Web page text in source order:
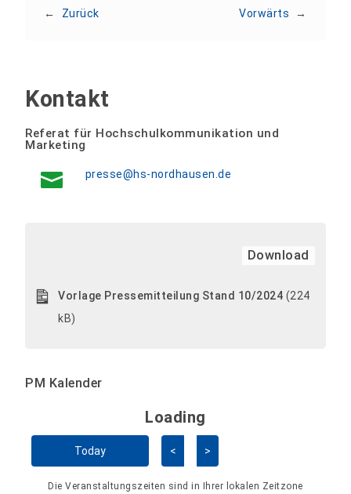
← Zurück Vorwärts →
Kontakt
Referat für Hochschulkommunikation und
Marketing
presse@hs-nordhausen.de
Download
Vorlage Pressemitteilung Stand 10/2024 (224
kB)
PM Kalender
Kalender überspringen
Loading - current view is
Loading
Today < >
Die Veranstaltungszeiten sind in Ihrer lokalen Zeitzone